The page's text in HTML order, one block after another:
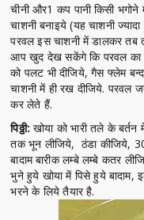
चीनी और1 कप पानी किसी
चाशनी बनाइये (यह चाशनी
परवल इस चाशनी में डालकर
आप खुद देख सकेंगे कि परवल का
को पलट भी दीजिये, गैस फ्लेम
चाशनी में ही रख दीजिये. परवल
कर लेते हैं.
पिठ्ठी: खोया को भारी तले के
तक भून लीजिये, ठंडा कीजिये,
बादाम बारीक लम्बे लम्बे कतर
भुने हुये खोया में पिसे हुये बादाम,
भरने के लिये तैयार है.